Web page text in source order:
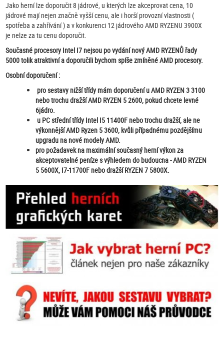
Jako herní lze doporučit 8 jádrové, u kterých lze akceprovat cena, 10
jádrové mají nejen značně vyšší cenu, ale i horší provozní vlastnosti (
spotřeba a zahřívání ) a v konkurenci 12 jádrového AMD RYZENU 3900X
je nelze za tu cenu doporučit.
Současné procesory Intel I7 nejsou po vydání nový AMD RYZENŮ řady
5000 tolik atraktivní a doporučili bychom spíše zmíněné AMD procesory.
Osobní doporučení :
pro sestavy nižší třídy mám doporučení u AMD RYZEN 3 3100
nebo trochu dražší AMD RYZEN 5 2600, pokud chcete levné
6jádro.
u PC střední třídy Intel I5 11400F nebo trochu dražší, ale ne
výkonnější AMD Ryzen 5 3600, kvůli případnému pozdějšímu
upgradu na nové modely AMD.
pro požadavek na maximální současný herní výkon za
akceptovatelné peníze s výhledem do budoucna - AMD RYZEN
5 5600X, I7-11700F nebo dražší RYZEN 7 5800X.